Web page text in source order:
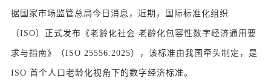
据国家市场监管总局今日消息，近期，国际标准化组织
（ISO）正式发布《老龄化社会 老龄化包容性数字经济通用要
求与指南》（ISO 25556:2025），该标准由我国牵头制定，是
ISO 首个人口老龄化视角下的数字经济标准。